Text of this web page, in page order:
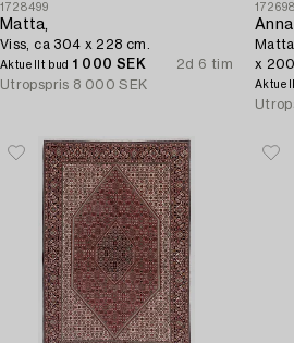
1728499
Matta,
Viss, ca 304 x 228 cm.
Aktuellt bud 1 000 SEK
2d 6 tim
Utropspris 8 000 SEK
x 200